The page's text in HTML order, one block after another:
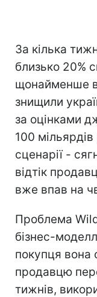
За кілька
близько 20%
щонайменше
знищили
за оцінками
100
сценарії -
відтік
вже впав на
Проблема
бізнес-
покупця вона
продавцю
тижнів,